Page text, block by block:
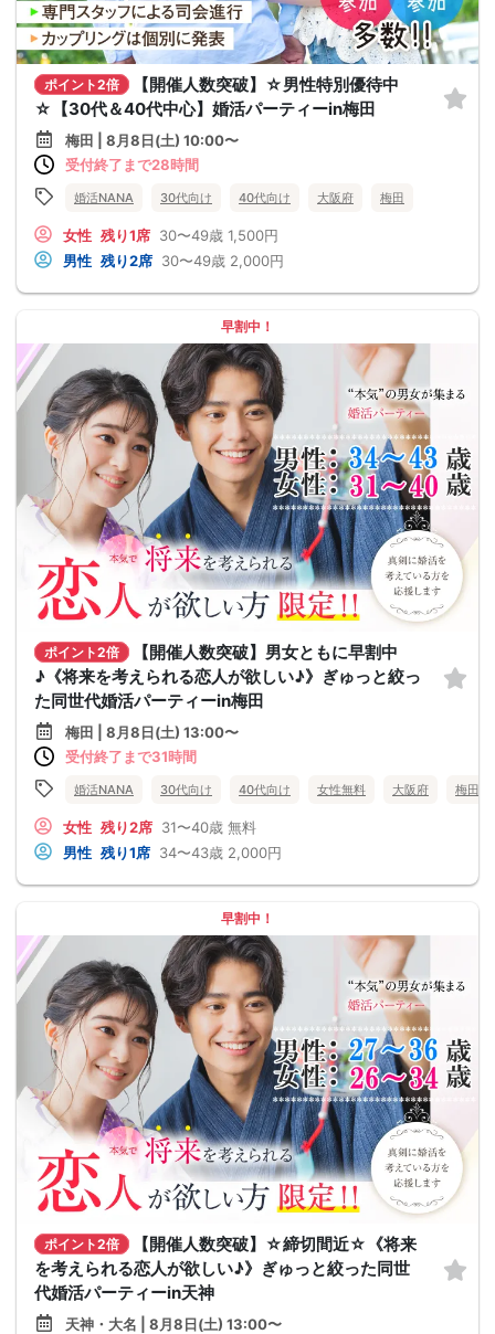
ポイント2倍
【開催人数突破】☆男性特別優待中
☆【30代＆40代中心】婚活パーティーin梅田
梅田 | 8月8日(土) 10:00〜
受付終了まで28時間
婚活NANA 30代向け 40代向け 大阪府 梅田
女性 残り1席 30〜49歳 1,500円
男性 残り2席 30〜49歳 2,000円
早割中！
ポイント2倍
【開催人数突破】男女ともに早割中
♪《将来を考えられる恋人が欲しい♪》ぎゅっと絞っ
た同世代婚活パーティーin梅田
梅田 | 8月8日(土) 13:00〜
受付終了まで31時間
婚活NANA 30代向け 40代向け 女性無料 大阪府 梅田
女性 残り2席 31〜40歳 無料
男性 残り1席 34〜43歳 2,000円
早割中！
ポイント2倍
【開催人数突破】☆締切間近☆《将来
を考えられる恋人が欲しい♪》ぎゅっと絞った同世
代婚活パーティーin天神
天神・大名 | 8月8日(土) 13:00〜